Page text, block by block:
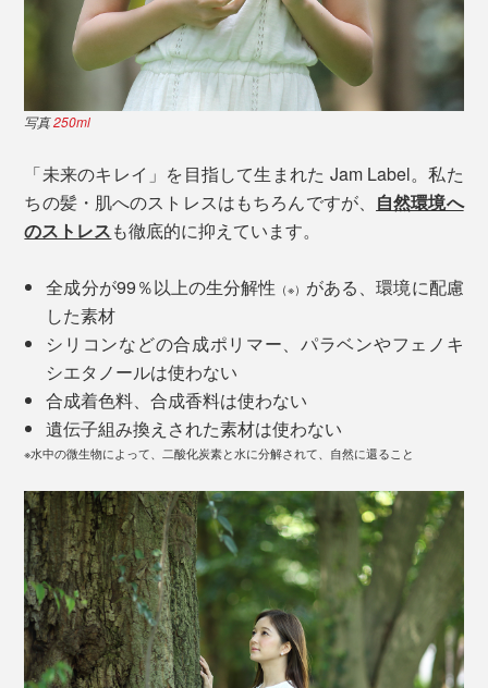
写真250ml
「未来のキレイ」を目指して生まれた Jam Label。私た
ちの髪・肌へのストレスはもちろんですが、 自然環境へ
のストレスも徹底的に抑えています。
全成分が99％以上の生分解性 （※） がある、環境に配慮
した素材
シリコンなどの合成ポリマー、パラベンやフェノキ
シエタノールは使わない
合成着色料、合成香料は使わない
遺伝子組み換えされた素材は使わない
※水中の微生物によって、二酸化炭素と水に分解されて、自然に還ること